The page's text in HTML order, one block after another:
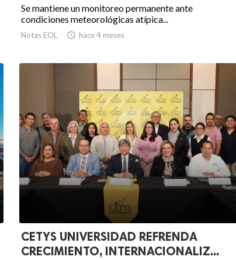
Se mantiene un monitoreo permanente ante
condiciones meteorológicas atípica...
Notas EOL  hace 4 meses
CETYS UNIVERSIDAD REFRENDA
CRECIMIENTO, INTERNACIONALIZ...